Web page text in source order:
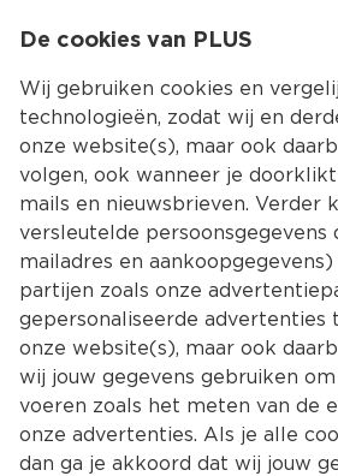
De cookies van PLUS
Wij gebruiken cookies en
technologieën, zodat wij en
onze website(s), maar ook
volgen, ook wanneer je
mails en nieuwsbrieven. Verder
versleutelde persoonsgegevens
mailadres en
partijen zoals onze
gepersonaliseerde advertenties
onze website(s), maar ook
wij jouw gegevens gebruiken
voeren zoals het meten van de
onze advertenties. Als je alle
dan ga je akkoord dat wij jouw